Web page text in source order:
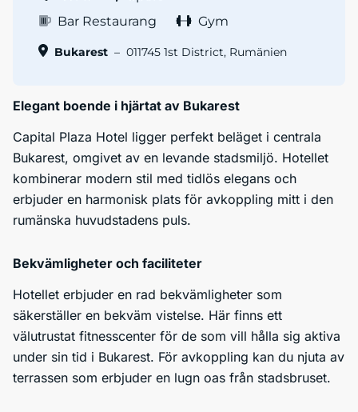
Bar Restaurang
Gym
Bukarest – 011745 1st District, Rumänien
Elegant boende i hjärtat av Bukarest
Capital Plaza Hotel ligger perfekt beläget i centrala
Bukarest, omgivet av en levande stadsmiljö. Hotellet
kombinerar modern stil med tidlös elegans och
erbjuder en harmonisk plats för avkoppling mitt i den
rumänska huvudstadens puls.
Bekvämligheter och faciliteter
Hotellet erbjuder en rad bekvämligheter som
säkerställer en bekväm vistelse. Här finns ett
välutrustat fitnesscenter för de som vill hålla sig aktiva
under sin tid i Bukarest. För avkoppling kan du njuta av
terrassen som erbjuder en lugn oas från stadsbruset.